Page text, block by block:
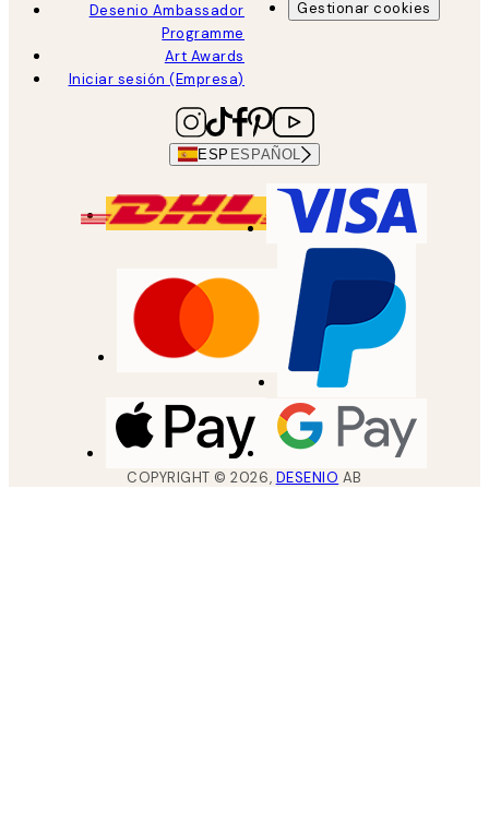
Desenio Ambassador
Programme
Art Awards
Iniciar sesión (Empresa)
Gestionar cookies
ESP ESPAÑOL
COPYRIGHT ©2026, DESENIO AB